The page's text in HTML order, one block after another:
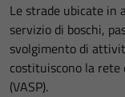
Le strade ubicate in
servizio di boschi,
svolgimento di
costituiscono la
(VASP).